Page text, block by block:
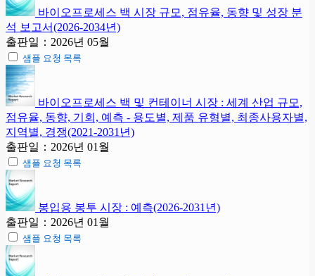
바이오프로세스 백 시장 규모, 점유율, 동향 및 성장 분
석 보고서(2026-2034년)
출판일：2026년 05월
샘플 요청 목록
바이오프로세스 백 및 컨테이너 시장 : 세계 산업 규모,
점유율, 동향, 기회, 예측 - 용도별, 제품 유형별, 최종사용자별,
지역별, 경쟁(2021-2031년)
출판일：2026년 01월
샘플 요청 목록
봉입용 봉투 시장 : 예측(2026-2031년)
출판일：2026년 01월
샘플 요청 목록